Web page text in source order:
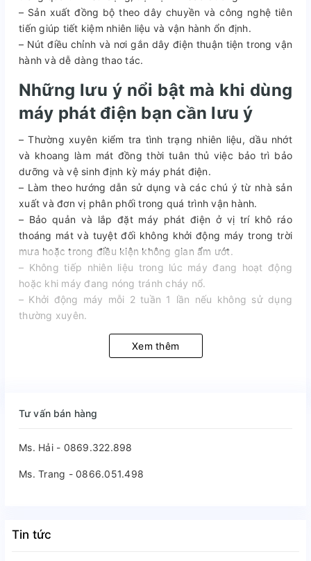
– Sản xuất đồng bộ theo dây chuyền và công nghệ tiên
tiến giúp tiết kiệm nhiên liệu và vận hành ổn định.
– Nút điều chỉnh và nơi gắn dây điện thuận tiện trong vận
hành và dễ dàng thao tác.
Những lưu ý nổi bật mà khi dùng
máy phát điện bạn cần lưu ý
– Thường xuyên kiểm tra tình trạng nhiên liệu, dầu nhớt
và khoang làm mát đồng thời tuân thủ việc bảo trì bảo
dưỡng và vệ sinh định kỳ máy phát điện.
– Làm theo hướng dẫn sử dụng và các chú ý từ nhà sản
xuất và đơn vị phân phối trong quá trình vận hành.
– Bảo quản và lắp đặt máy phát điện ở vị trí khô ráo
thoáng mát và tuyệt đối không khởi động máy trong trời
mưa hoặc trong điều kiện không gian ẩm ướt.
– Không tiếp nhiên liệu trong lúc máy đang hoạt động
hoặc khi máy đang nóng tránh cháy nổ.
– Khởi động máy mỗi 2 tuần 1 lần nếu không sử dụng
thường xuyên.
Xem thêm
Tư vấn bán hàng
Ms. Hải - 0869.322.898
Ms. Trang - 0866.051.498
Tin tức